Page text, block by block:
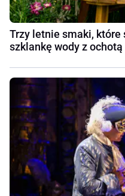
Trzy letnie smaki, które
szklankę wody z ochotą